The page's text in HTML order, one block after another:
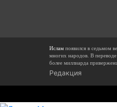
Ислам появился в седьмом
многих народов. В
более миллиарда
Редакция